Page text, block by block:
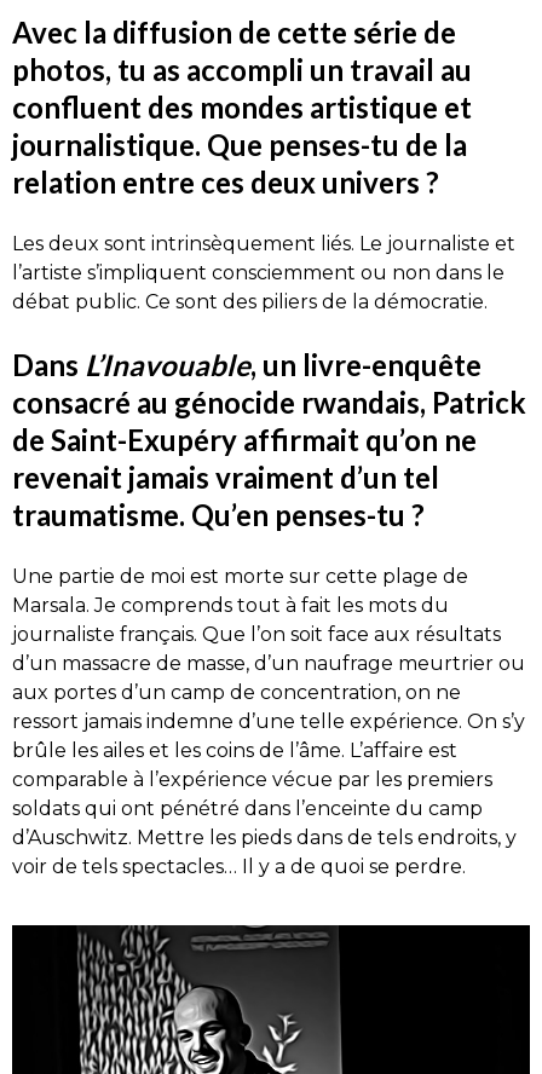
Avec la diffusion de cette série de
photos, tu as accompli un travail au
confluent des mondes artistique et
journalistique. Que penses-tu de la
relation entre ces deux univers ?
Les deux sont intrinsèquement liés. Le journaliste et
l’artiste s’impliquent consciemment ou non dans le
débat public. Ce sont des piliers de la démocratie.
Dans L’Inavouable, un livre-enquête
consacré au génocide rwandais, Patrick
de Saint-Exupéry affirmait qu’on ne
revenait jamais vraiment d’un tel
traumatisme. Qu’en penses-tu ?
Une partie de moi est morte sur cette plage de
Marsala. Je comprends tout à fait les mots du
journaliste français. Que l’on soit face aux résultats
d’un massacre de masse, d’un naufrage meurtrier ou
aux portes d’un camp de concentration, on ne
ressort jamais indemne d’une telle expérience. On s’y
brûle les ailes et les coins de l’âme. L’affaire est
comparable à l’expérience vécue par les premiers
soldats qui ont pénétré dans l’enceinte du camp
d’Auschwitz. Mettre les pieds dans de tels endroits, y
voir de tels spectacles… Il y a de quoi se perdre.